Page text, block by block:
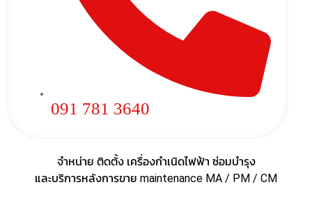
091 781 3640
จำหน่าย ติดตั้ง เครื่องกำเนิดไฟฟ้า ซ่อมบำรุง
และบริการหลังการขาย maintenance MA / PM / CM